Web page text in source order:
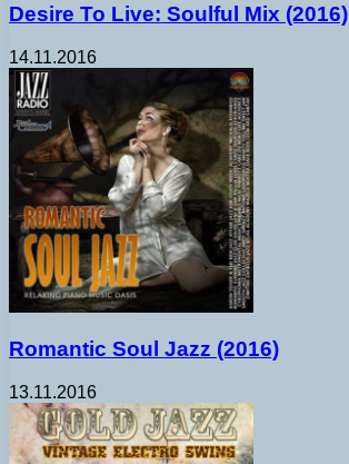
Desire To Live: Soulful Mix (2016)
14.11.2016
Romantic Soul Jazz (2016)
13.11.2016